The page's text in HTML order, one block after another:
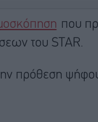
που
του STAR.
πρόθεση